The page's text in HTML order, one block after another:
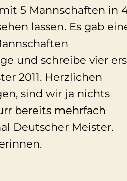
5 Mannschaften in
lassen. Es gab
und schreibe vier
2011. Herzlichen
sind wir ja nichts
bereits mehrfach
Deutscher Meister.